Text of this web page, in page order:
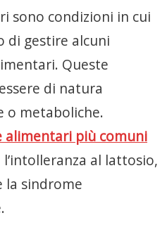
sono condizioni in cui
di gestire alcuni
Queste
di natura
o metaboliche.
alimentari più comuni
al lattosio,
la sindrome